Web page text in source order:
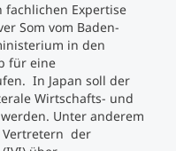
Expertise
Som vom Baden-
in den
für eine
In Japan soll der
Wirtschafts- und
Unter anderem
Vertretern der